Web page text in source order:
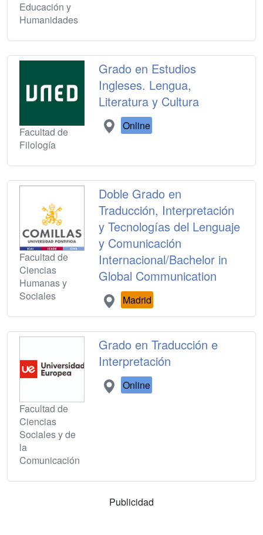
Educación y
Humanidades
Facultad de
Filología
Grado en Estudios
Ingleses. Lengua,
Literatura y Cultura
Online
Facultad de
Ciencias
Humanas y
Sociales
Doble Grado en
Traducción, Interpretación
y Tecnologías del Lenguaje
y Comunicación
Internacional/Bachelor in
Global Communication
Madrid
Facultad de
Ciencias
Sociales y de
la
Comunicación
Grado en Traducción e
Interpretación
Online
Publicidad